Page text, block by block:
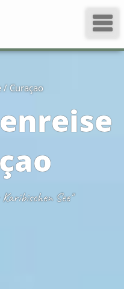
/ Curaçao
See"